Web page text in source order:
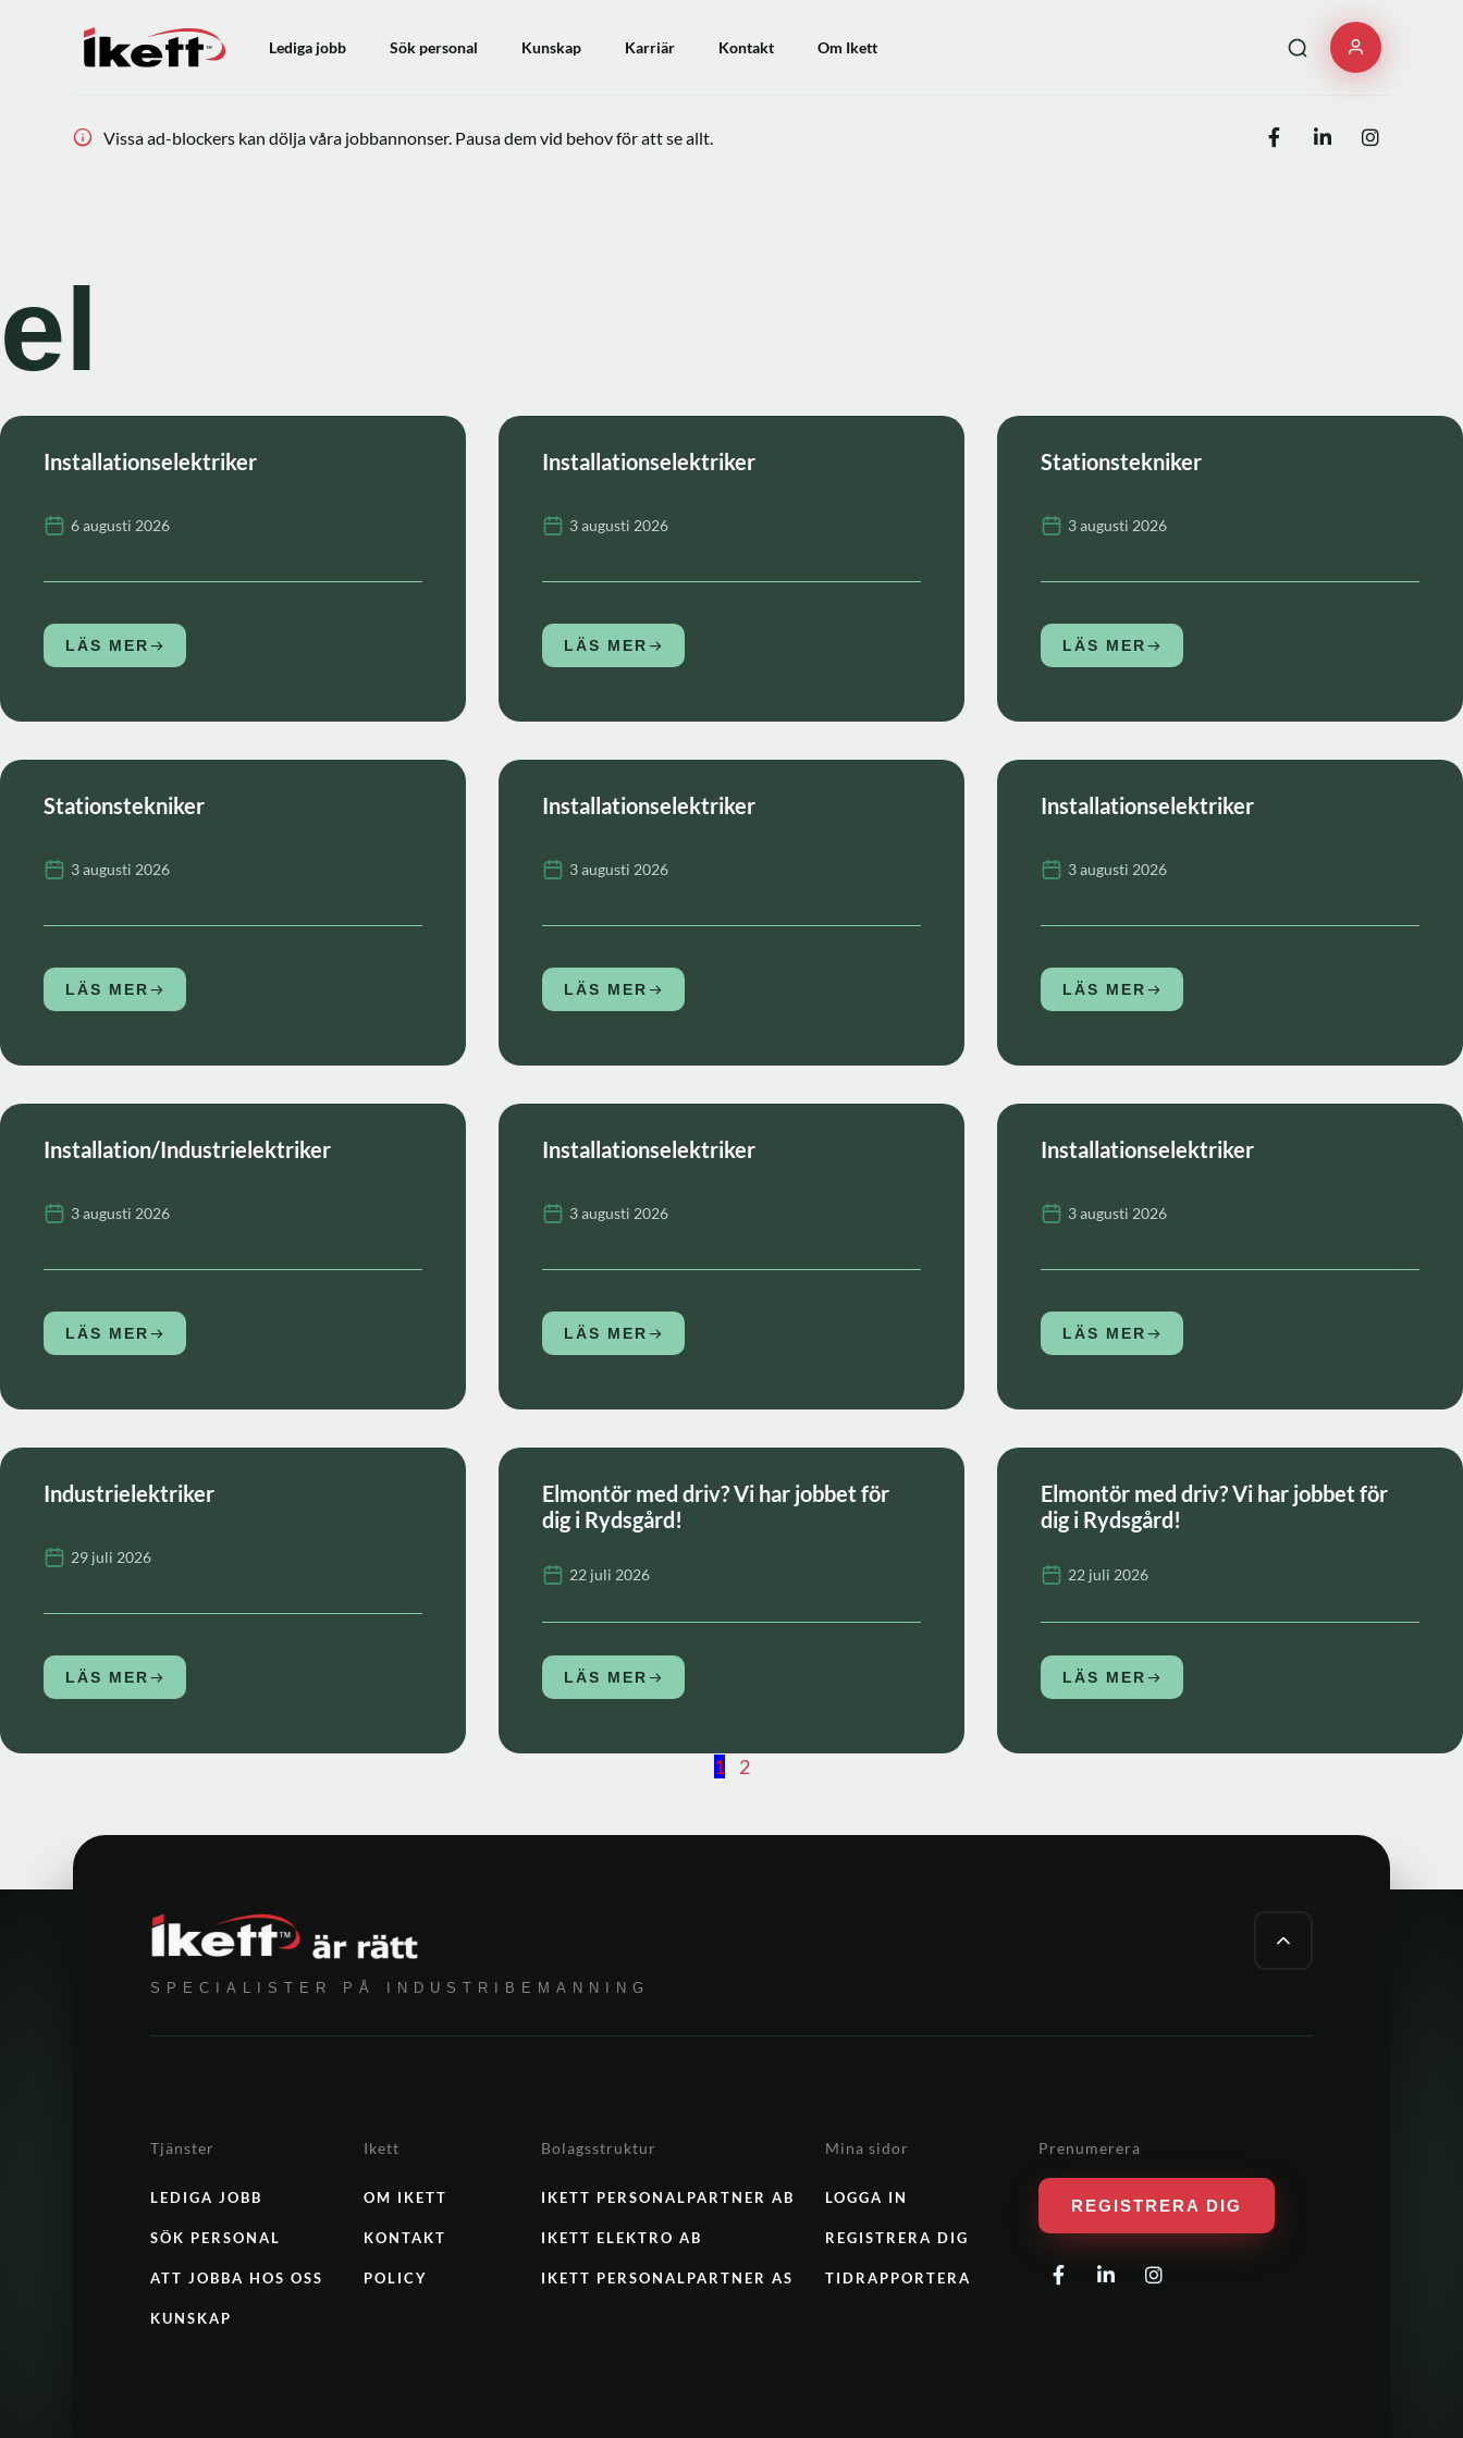
Lediga jobb Sök personal Kunskap Karriär Kontakt Om Ikett
Vissa ad-blockers kan dölja våra jobbannonser. Pausa dem vid behov för att se allt.
el
Installationselektriker
6 augusti 2026
LÄS MER
Installationselektriker
3 augusti 2026
LÄS MER
Stationstekniker
3 augusti 2026
LÄS MER
Stationstekniker
3 augusti 2026
LÄS MER
Installationselektriker
3 augusti 2026
LÄS MER
Installationselektriker
3 augusti 2026
LÄS MER
Installation/Industrielektriker
3 augusti 2026
LÄS MER
Installationselektriker
3 augusti 2026
LÄS MER
Installationselektriker
3 augusti 2026
LÄS MER
Industrielektriker
29 juli 2026
LÄS MER
Elmontör med driv? Vi har jobbet för
dig i Rydsgård!
22 juli 2026
LÄS MER
Elmontör med driv? Vi har jobbet för
dig i Rydsgård!
22 juli 2026
LÄS MER
1 2
SPECIALISTER PÅ INDUSTRIBEMANNING
Tjänster
LEDIGA JOBB
SÖK PERSONAL
ATT JOBBA HOS OSS
KUNSKAP
Ikett
OM IKETT
KONTAKT
POLICY
Bolagsstruktur
IKETT PERSONALPARTNER AB
IKETT ELEKTRO AB
IKETT PERSONALPARTNER AS
Mina sidor
LOGGA IN
REGISTRERA DIG
TIDRAPPORTERA
Prenumerera
REGISTRERA DIG